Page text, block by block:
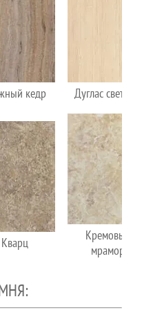
кедр Дуглас светлый
Кварц
Кремовый
мрамор